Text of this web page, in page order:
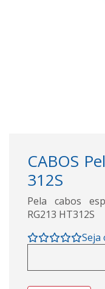
CABOS
312S
Pela cabos
RG213 HT312S
Seja